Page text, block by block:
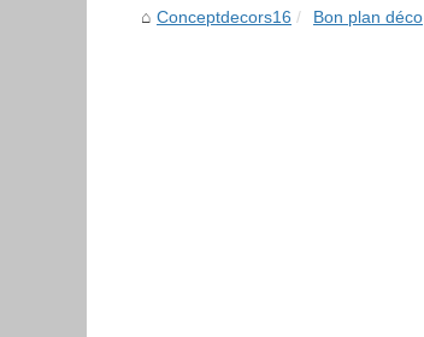
Conceptdecors16 Bon plan déco